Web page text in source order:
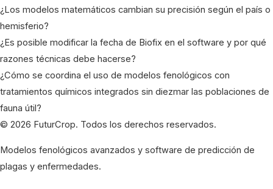
¿Los modelos matemáticos cambian su precisión según el país o
hemisferio?
¿Es posible modificar la fecha de Biofix en el software y por qué
razones técnicas debe hacerse?
¿Cómo se coordina el uso de modelos fenológicos con
tratamientos químicos integrados sin diezmar las poblaciones de
fauna útil?
© 2026 FuturCrop. Todos los derechos reservados.
Modelos fenológicos avanzados y software de predicción de
plagas y enfermedades.